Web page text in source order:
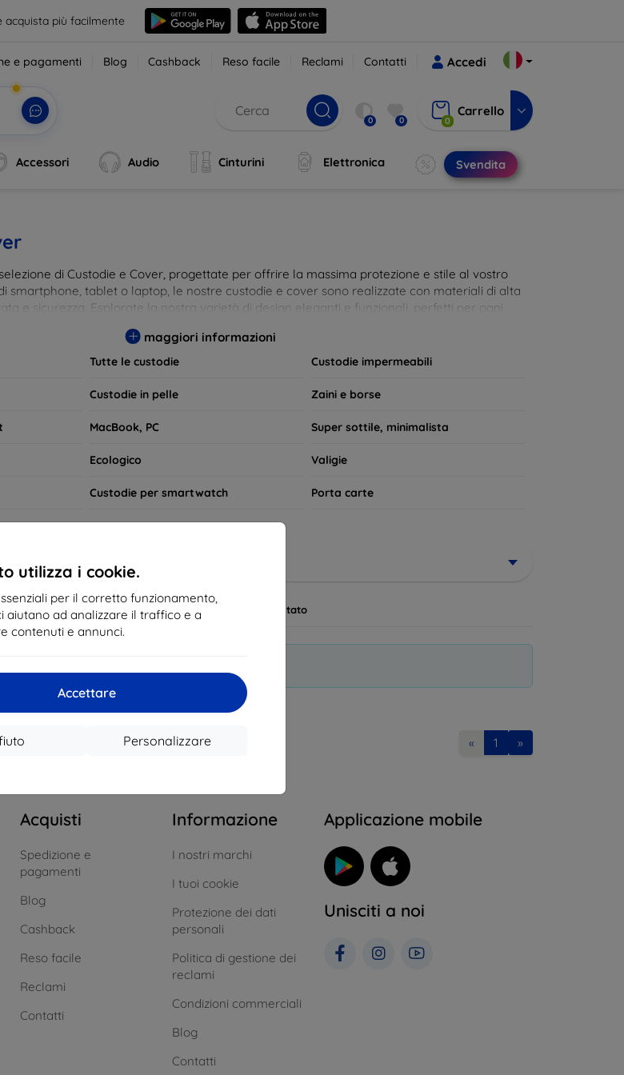
acquista più facilmente
utilizza i cookie.
per il corretto funzionamento,
aiutano ad analizzare il traffico e a
contenuti e annunci.
Accettare
Personalizzare
e pagamenti Blog Cashback Reso facile Reclami Contatti Accedi
0 0 0
Carrello
Accessori Audio Cinturini Elettronica Svendita
di Custodie e Cover, progettate per offrire la massima protezione e stile al vostro
smartphone, tablet o laptop, le nostre custodie e cover sono realizzate con materiali di alta
e sicurezza. Esplorate la nostra varietà di design eleganti e funzionali, perfetti per ogni
maggiori informazioni
Tutte le custodie Custodie impermeabili
Custodie in pelle Zaini e borse
MacBook, PC Super sottile, minimalista
Ecologico Valigie
Custodie per smartwatch Porta carte
venduto A buon mercato Scontato
products.
« 1 »
Acquisti
Spedizione e
pagamenti
Blog
Cashback
Reso facile
Reclami
Contatti
Informazione
I nostri marchi
I tuoi cookie
Protezione dei dati
personali
Politica di gestione dei
reclami
Condizioni commerciali
Blog
Contatti
Applicazione mobile
Unisciti a noi